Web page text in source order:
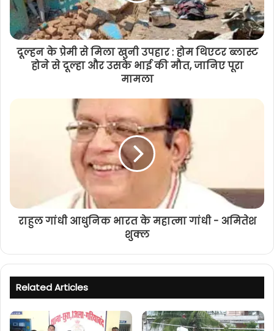
दूल्हन के प्रेमी से मिला खुनी उपहार : होम थिएटर ब्लास्ट
होने से दूल्हा और उसके भाई की मौत, जानिए पूरा
मामला
राहुल गांधी आधुनिक भारत के महात्मा गांधी - अमितेश
शुक्ल
Related Articles